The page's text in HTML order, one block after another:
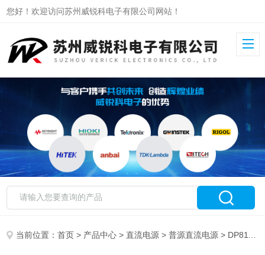
您好！欢迎访问苏州威锐科电子有限公司网站！
当前位置：首页 > 产品中心 >直流电源 >普源直流电源 > DP811A普源可编程线性直流电源